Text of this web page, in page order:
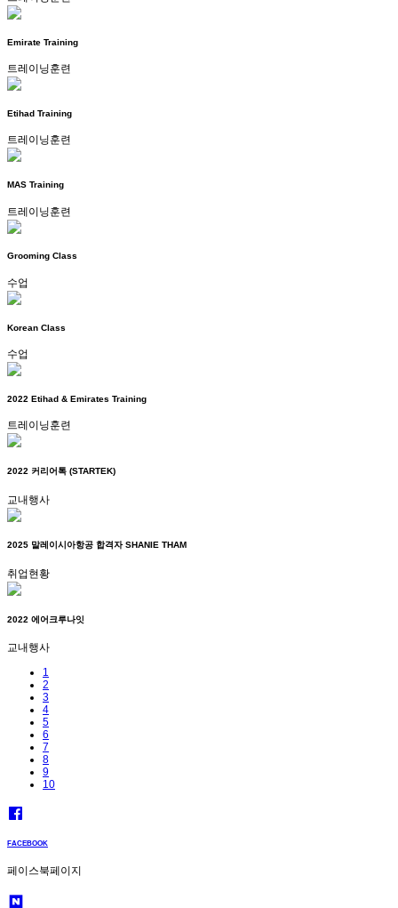
Emirate Training
트레이닝훈련
Etihad Training
트레이닝훈련
MAS Training
트레이닝훈련
Grooming Class
수업
Korean Class
수업
2022 Etihad & Emirates Training
트레이닝훈련
2022 커리어톡 (STARTEK)
교내행사
2025 말레이시아항공 합격자 SHANIE THAM
취업현황
2022 에어크루나잇
교내행사
1
2
3
4
5
6
7
8
9
10
FACEBOOK
페이스북페이지